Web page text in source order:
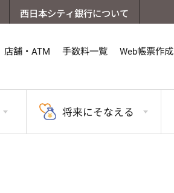
西日本シティ銀行について
店舗・ATM 手数料一覧 Web帳票作成
将来にそなえる